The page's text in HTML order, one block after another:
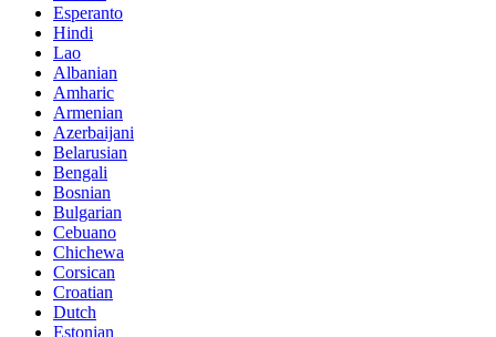
Esperanto
Hindi
Lao
Albanian
Amharic
Armenian
Azerbaijani
Belarusian
Bengali
Bosnian
Bulgarian
Cebuano
Chichewa
Corsican
Croatian
Dutch
Estonian